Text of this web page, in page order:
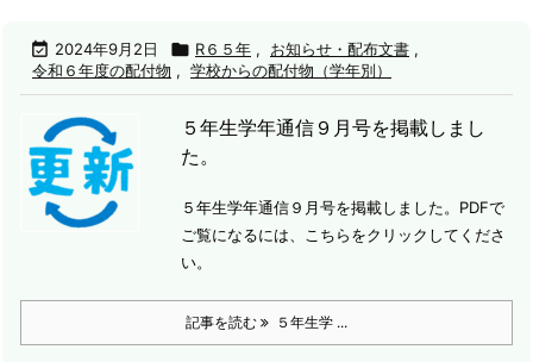
 2024年9月2日  R６５年 , お知らせ・配布文書 ,
令和６年度の配付物 , 学校からの配付物（学年別）
５年生学年通信９月号を掲載しまし
た。
５年生学年通信９月号を掲載しました。 PDFで
ご覧になるには、こちらをクリックしてくださ
い。
記事を読む ５年生学 ...